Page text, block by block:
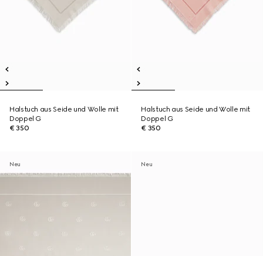
Halstuch aus Seide und Wolle mit
Doppel G
€ 350
Halstuch aus Seide und Wolle mit
Doppel G
€ 350
Neu Neu